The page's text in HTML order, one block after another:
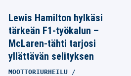
Lewis Hamilton hylkäsi
tärkeän F1-työkalun –
McLaren-tähti tarjosi
yllättävän selityksen
MOOTTORIURHEILU